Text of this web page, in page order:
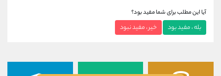
آیا این مطلب برای شما مفید بود؟
بله ، مفید بود خیر ، مفید نبود